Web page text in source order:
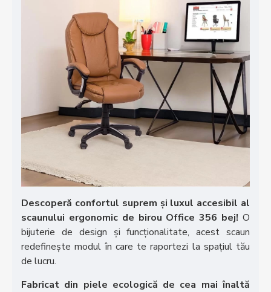
Descoperă confortul suprem și luxul accesibil al
scaunului ergonomic de birou Office 356 bej! O
bijuterie de design și funcționalitate, acest scaun
redefinește modul în care te raportezi la spațiul tău
de lucru.
Fabricat din piele ecologică de cea mai înaltă